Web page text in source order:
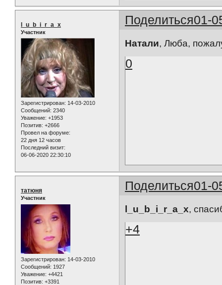
Поделиться01-
l_u_b_i_r_a_x
Участник
Зарегистрирован: 14-03-2010
Сообщений: 2340
Уважение: +1953
Позитив: +2666
Провел на форуме:
22 дня 12 часов
Последний визит:
06-06-2020 22:30:10
Натали, Люба,
0
Поделиться01-
татюня
Участник
Зарегистрирован: 14-03-2010
Сообщений: 1927
Уважение: +4421
Позитив: +3391
l_u_b_i_r_a_x,
+4